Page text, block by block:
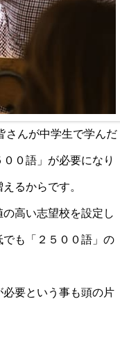
さんが中学生で学んだ
０語」が必要になり
るからです。
高い志望校を設定し
も「２５００語」の
要という事も頭の片